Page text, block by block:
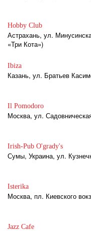
Hobby Club
Астрахань, ул.
«Три Кота»)
Ibiza
Казань, ул. Братьев
Il Pomodoro
Москва, ул.
Irish-Pub O'grady's
Сумы, Украина, ул.
Isterika
Москва, пл. Киевского
Jazz Cafe